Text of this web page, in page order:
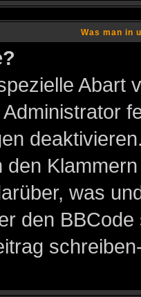
Was man in
Abart
den
was
den